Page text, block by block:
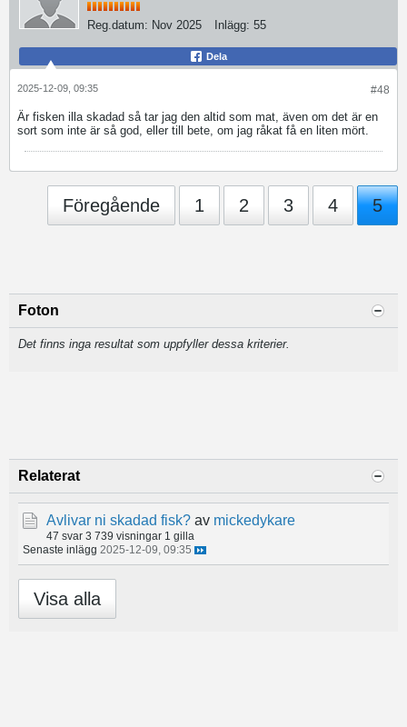
Reg.datum: Nov 2025 Inlägg: 55
Dela
#48
2025-12-09, 09:35
Är fisken illa skadad så tar jag den altid som mat, även om det är en
sort som inte är så god, eller till bete, om jag råkat få en liten mört.
Föregående 1 2 3 4 5
Foton
Det finns inga resultat som uppfyller dessa kriterier.
Relaterat
Avlivar ni skadad fisk? av mickedykare
47 svar 3 739 visningar 1 gilla
Senaste inlägg 2025-12-09, 09:35
Visa alla